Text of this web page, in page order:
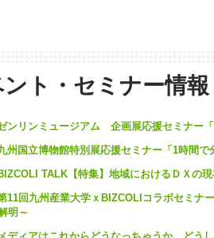
ト・セミナー情報
ンリンミュージアム 企画展応援セミナー「
州国立博物館特別展応援セミナー「1時間で
TALK【特集】地域におけるＤＸの
11回九州産業大学ｘBIZCOLIコラボセミナ
明～